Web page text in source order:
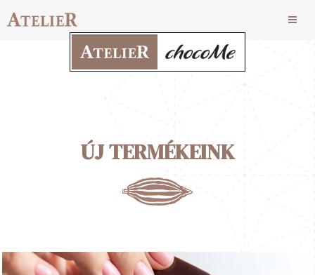
ÚJ TERMÉKEINK